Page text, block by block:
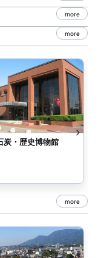
more
more
炭・歴史博物館
more